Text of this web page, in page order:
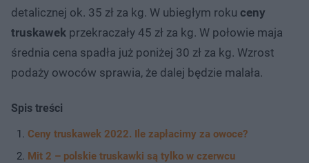
detalicznej ok. 35 zł za kg. W ubiegłym roku ceny
truskawek przekraczały 45 zł za kg. W połowie maja
średnia cena spadła już poniżej 30 zł za kg. Wzrost
podaży owoców sprawia, że dalej będzie malała.
Spis treści
Ceny truskawek 2022. Ile zapłacimy za owoce?
Mit 2 – polskie truskawki są tylko w czerwcu